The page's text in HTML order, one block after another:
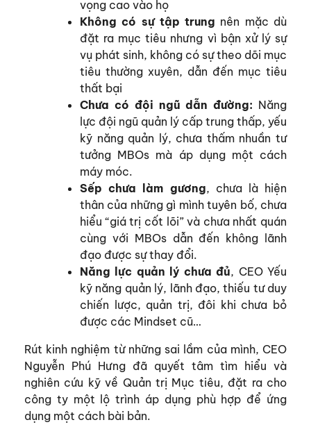
vọng cao vào họ
Không có sự tập trung nên mặc dù
đặt ra mục tiêu nhưng vì bận xử lý sự
vụ phát sinh, không có sự theo dõi mục
tiêu thường xuyên, dẫn đến mục tiêu
thất bại
Chưa có đội ngũ dẫn đường: Năng
lực đội ngũ quản lý cấp trung thấp, yếu
kỹ năng quản lý, chưa thấm nhuần tư
tưởng MBOs mà áp dụng một cách
máy móc.
Sếp chưa làm gương, chưa là hiện
thân của những gì mình tuyên bố, chưa
hiểu “giá trị cốt lõi” và chưa nhất quán
cùng với MBOs dẫn đến không lãnh
đạo được sự thay đổi.
Năng lực quản lý chưa đủ, CEO Yếu
kỹ năng quản lý, lãnh đạo, thiếu tư duy
chiến lược, quản trị, đôi khi chưa bỏ
được các Mindset cũ…
Rút kinh nghiệm từ những sai lầm của mình, CEO
Nguyễn Phú Hưng đã quyết tâm tìm hiểu và
nghiên cứu kỹ về Quản trị Mục tiêu, đặt ra cho
công ty một lộ trình áp dụng phù hợp để ứng
dụng một cách bài bản.